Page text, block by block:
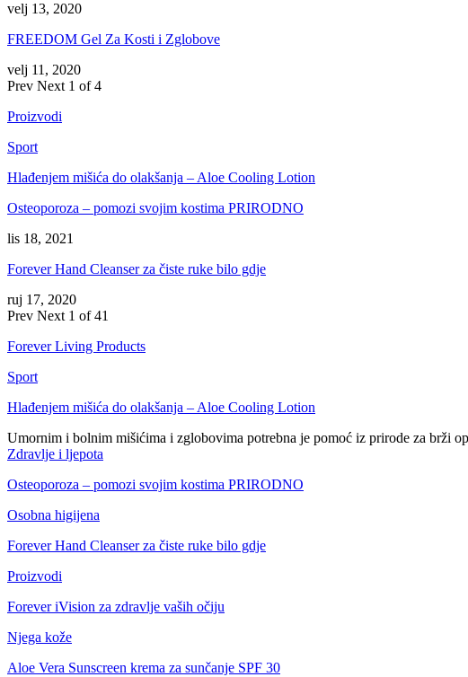
velj 13, 2020
FREEDOM Gel Za Kosti i Zglobove
velj 11, 2020
Prev Next 1 of 4
Proizvodi
Sport
Hlađenjem mišića do olakšanja – Aloe Cooling Lotion
Osteoporoza – pomozi svojim kostima PRIRODNO
lis 18, 2021
Forever Hand Cleanser za čiste ruke bilo gdje
ruj 17, 2020
Prev Next 1 of 41
Forever Living Products
Sport
Hlađenjem mišića do olakšanja – Aloe Cooling Lotion
Umornim i bolnim mišićima i zglobovima potrebna je pomoć iz prirode za brži
Zdravlje i ljepota
Osteoporoza – pomozi svojim kostima PRIRODNO
Osobna higijena
Forever Hand Cleanser za čiste ruke bilo gdje
Proizvodi
Forever iVision za zdravlje vaših očiju
Njega kože
Aloe Vera Sunscreen krema za sunčanje SPF 30